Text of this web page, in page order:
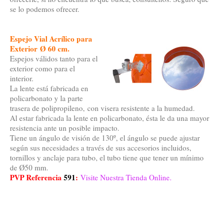
se lo podemos ofrecer.
Espejo Vial Acrílico para
Exterior Ø 60 cm.
Espejos válidos tanto para el
exterior como para el
interior.
La lente está fabricada en
policarbonato y la parte
trasera de polipropileno, con visera resistente a la humedad.
Al estar fabricada la lente en policarbonato, ésta le da una mayor
resistencia ante un posible impacto.
Tiene un ángulo de visión de 130º, el ángulo se puede ajustar
según sus necesidades a través de sus accesorios incluidos,
tornillos y anclaje para tubo, el tubo tiene que tener un mínimo
de Ø50 mm.
PVP Referencia591: Visite Nuestra Tienda Online.